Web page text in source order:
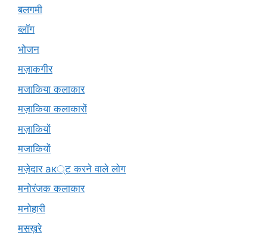
बलगमी
ब्लॉग
भोजन
मज़ाकगीर
मजाकिया कलाकार
मज़ाकिया कलाकारों
मज़ाकियों
मजाकियों
मज़ेदार ак्ट करने वाले लोग
मनोरंजक कलाकार
मनोहारी
मसख़रे